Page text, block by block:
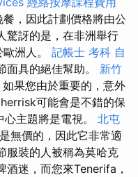
，因此計劃價格將由公
驚訝的是，在非洲舉行
洲人。 記帳士 考科 自
面具的絕佳幫助。 新竹
如果您由於重要的，意外
可能會是不錯的保
主題將是電視。 北屯
無價的，因此它非常適
服裝的人被稱為莫哈克
迷，而您來Tenerifa，